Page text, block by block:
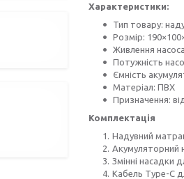
Характеристики:
Тип товару:
Розмір:
Живлення
Потужність
Ємність
Матеріал: ПВХ
Призначення:
Комплектація
Надувний
Акумуляторний
Змінні насадки
Кабель Type-C